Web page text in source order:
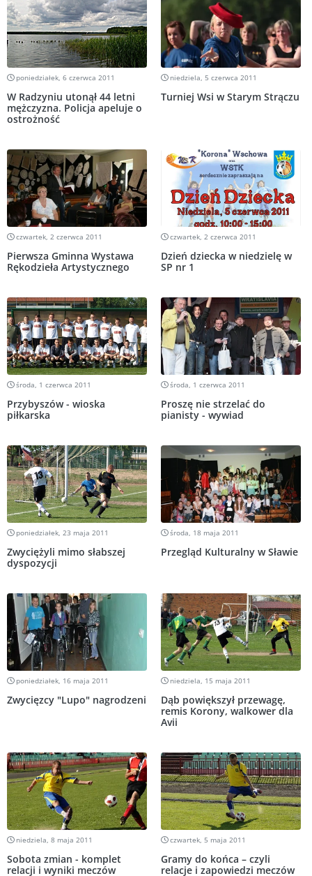
poniedziałek, 6 czerwca 2011
W Radzyniu utonął 44 letni
mężczyzna. Policja apeluje o
ostrożność
niedziela, 5 czerwca 2011
Turniej Wsi w Starym Strączu
czwartek, 2 czerwca 2011
Pierwsza Gminna Wystawa
Rękodzieła Artystycznego
czwartek, 2 czerwca 2011
Dzień dziecka w niedzielę w
SP nr 1
środa, 1 czerwca 2011
Przybyszów - wioska
piłkarska
środa, 1 czerwca 2011
Proszę nie strzelać do
pianisty - wywiad
poniedziałek, 23 maja 2011
Zwyciężyli mimo słabszej
dyspozycji
środa, 18 maja 2011
Przegląd Kulturalny w Sławie
poniedziałek, 16 maja 2011
Zwycięzcy "Lupo" nagrodzeni
niedziela, 15 maja 2011
Dąb powiększył przewagę,
remis Korony, walkower dla
Avii
niedziela, 8 maja 2011
Sobota zmian - komplet
relacji i wyniki meczów
czwartek, 5 maja 2011
Gramy do końca – czyli
relacje i zapowiedzi meczów